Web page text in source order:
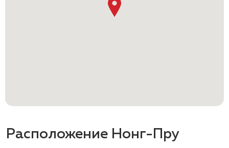
Расположение Нонг-Пру